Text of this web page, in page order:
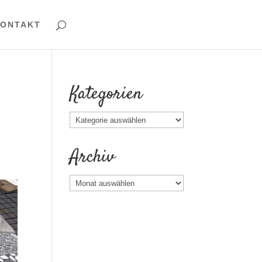
Kategorien
Kategorien
Archiv
Archiv